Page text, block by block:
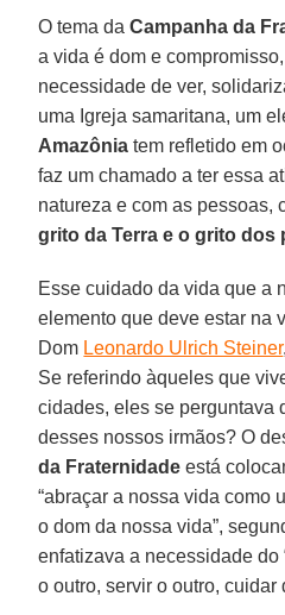
O tema da Campanha da
a vida é dom e
necessidade de ver,
uma Igreja samaritana, um
Amazônia tem refletido em
faz um chamado a ter essa
natureza e com as pessoas,
grito da Terra e o grito dos
Esse cuidado da vida que a
elemento que deve estar na
Dom Leonardo Ulrich Steiner
Se referindo àqueles que
cidades, eles se perguntava
desses nossos irmãos? O
da Fraternidade está
“abraçar a nossa vida como
o dom da nossa vida”,
enfatizava a necessidade do
o outro, servir o outro, cuidar